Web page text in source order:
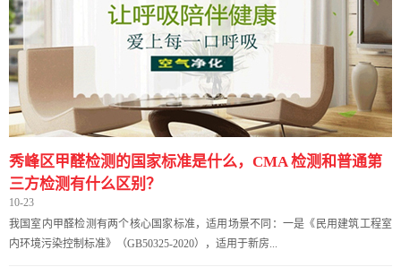
秀峰区甲醛检测的国家标准是什么，CMA 检测和普通第
三方检测有什么区别？
10-23
我国室内甲醛检测有两个核心国家标准，适用场景不同：一是《民用建筑工程室
内环境污染控制标准》（GB50325-2020），适用于新房...